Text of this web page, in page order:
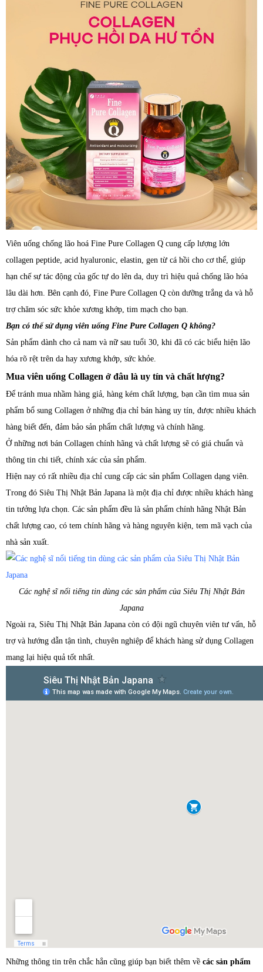
Viên uống chống lão hoá Fine Pure Collagen Q cung cấp lượng lớn
collagen peptide, acid hyaluronic, elastin, gen từ cá hồi cho cơ thể, giúp
hạn chế sự tác động của gốc tự do lên da, duy trì hiệu quả chống lão hóa
lâu dài hơn. Bên cạnh đó, Fine Pure Collagen Q còn dưỡng trắng da và hỗ
trợ chăm sóc sức khỏe xương khớp, tim mạch cho bạn.
Bạn có thể sử dụng viên uống Fine Pure Collagen Q không?
Sản phẩm dành cho cả nam và nữ sau tuổi 30, khi đã có các biểu hiện lão
hóa rõ rệt trên da hay xương khớp, sức khỏe.
Mua viên uống Collagen ở đâu là uy tín và chất lượng?
Để tránh mua nhầm hàng giả, hàng kém chất lượng, bạn cần tìm mua sản
phẩm bổ sung Collagen ở những địa chỉ bán hàng uy tín, được nhiều khách
hàng biết đến, đảm bảo sản phẩm chất lượng và chính hãng.
Ở những nơi bán Collagen chính hãng và chất lượng sẽ có giá chuẩn và
thông tin chi tiết, chính xác của sản phẩm.
Hiện nay có rất nhiều địa chỉ cung cấp các sản phẩm Collagen dạng viên.
Trong đó Siêu Thị Nhật Bản Japana là một địa chỉ được nhiều khách hàng
tin tưởng lựa chọn. Các sản phẩm đều là sản phẩm chính hãng Nhật Bản
chất lượng cao, có tem chính hãng và hàng nguyên kiện, tem mã vạch của
nhà sản xuất.
Các nghệ sĩ nổi tiếng tin dùng các sản phẩm của Siêu Thị Nhật Bản
Japana
Ngoài ra, Siêu Thị Nhật Bản Japana còn có đội ngũ chuyên viên tư vấn, hỗ
trợ và hướng dẫn tận tình, chuyên nghiệp để khách hàng sử dụng Collagen
mang lại hiệu quả tốt nhất.
Những thông tin trên chắc hẳn cũng giúp bạn biết thêm về các sản phẩm